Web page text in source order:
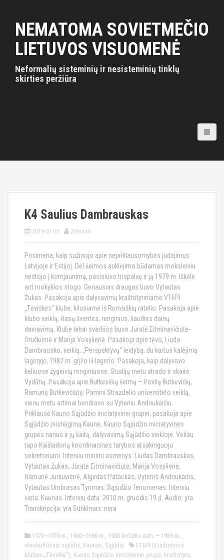
NEMATOMA SOVIETMEČIO
LIETUVOS VISUOMENĖ
Neformalių sisteminių ir nesisteminių tinklų
skirties peržiūra
K4 Saulius Dambrauskas
2019-01-05 Zilvinas
Prisimena, kaip sužinojo apie nepriklausomybės judėjimus
Latvijoje ir Estijoj. Dėl šeimos auklėjimo būdamas moksleiviu
nestojo į komjaunimą, pasisiuvo trispalvę ir ją 1979 m. iškėlė
ant mokyklos stogo. Geriausias draugas buvo Vytautas
Žukas. Pasakoja apie dalyvavimą kraštotyriniame VTEPI
„Tėviškės“ klube, kilusiame iš Rumšiškių ratelio. Pasakoja apie
klubo veiklą, Rasų šventes, renginius, liaudies dainų
dainavimą. Klube labai svarbios buvo Jūratė Eitminavičiūtė-
Dručkienė ir Marija Vosylienė. Pasakoja apie tėvo, Liudo
Dambrausko, veiklą, „Perspektyvų“ leidybą, du kartus kalėjimą
lageryje, 1987 m. grįžo iš lagerio. Pasakoja, kaip dalyvavo
keliuose žygeivių renginiuose. Studijų metu atrado ir skaitė
Vydūną. Pasakoja apie Butkevičių šeimą – Povilą Butkevičių,
Ramunę Butkevičiūtę. Pamini Strazdelio universiteto veiklą,
vienu metu artimai bendravo su Vyteniu Andriukaičiu.
Priklausė Kauno Sąjūdžio iniciatyvinei grupei, pasakoja apie
Sąjūdžio įsisteigimą Kaune, Kauno Sąjūdžio iniciatyvinės
grupės narius ir jų kaitą, dalyvavimą Sąjūdžio veikloje. Vėliau
tapo Kaišiadorių koordinacinės tarybos atsakinguoju
sekretoriumi. Interviu minimi asmenys: Liudas Dambrauskas,
Vytautas Žukas, Jūratė Eitminavičiūtė, Marija Vosylienė,
Ramunė Jurkuvienė, Algirdas Patackas, Vytenis Andriukaitis,
Vytautas Umbrasas Tyrimas: Sąjūdžio fenomenas. Interviu
vieta: Kaunas. Interviu data: 2010 m. gruodis 19 d. Audio: yra
Transkripcija: yra Sutikimas: nėra
1973–1979 m., 1980–1986 m., 1988 birželio mėn. – 1989 m. ,
etnokultūrinis sąjūdis, Kaunas, Sąjūdis
FTEPI (Kraštotyros
klubas „Tėviškė“), Kauno Sąjūdžio iniciatyvinė grupė, kraštotyra,